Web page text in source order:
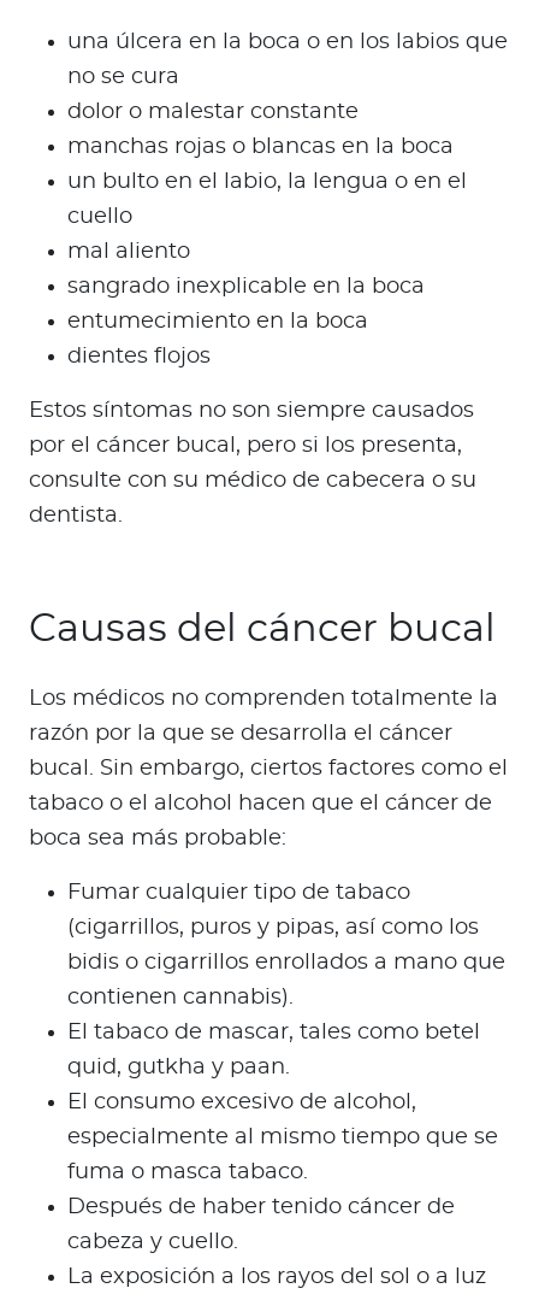
una úlcera en la boca o en los labios que
no se cura
dolor o malestar constante
manchas rojas o blancas en la boca
un bulto en el labio, la lengua o en el
cuello
mal aliento
sangrado inexplicable en la boca
entumecimiento en la boca
dientes flojos
Estos síntomas no son siempre causados
por el cáncer bucal, pero si los presenta,
consulte con su médico de cabecera o su
dentista.
Causas del cáncer bucal
Los médicos no comprenden totalmente la
razón por la que se desarrolla el cáncer
bucal. Sin embargo, ciertos factores como el
tabaco o el alcohol hacen que el cáncer de
boca sea más probable:
Fumar cualquier tipo de tabaco
(cigarrillos, puros y pipas, así como los
bidis o cigarrillos enrollados a mano que
contienen cannabis).
El tabaco de mascar, tales como betel
quid, gutkha y paan.
El consumo excesivo de alcohol,
especialmente al mismo tiempo que se
fuma o masca tabaco.
Después de haber tenido cáncer de
cabeza y cuello.
La exposición a los rayos del sol o a luz